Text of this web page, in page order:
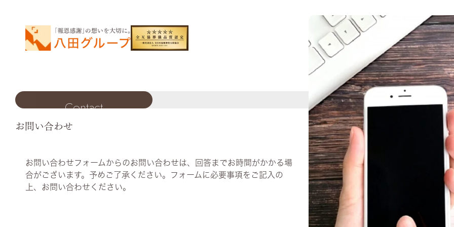
content
Contact
お問い合わせ
お問い合わせフォームからのお問い合わせは、回答までお時間がかかる場
合がございます。予めご了承ください。フォームに必要事項をご記入の
上、お問い合わせください。